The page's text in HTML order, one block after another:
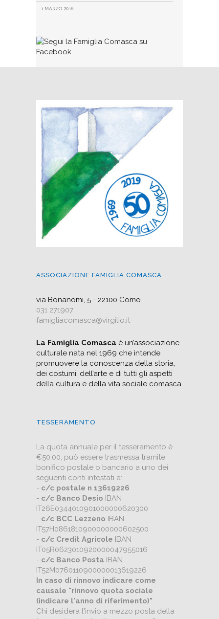
1 MARZO 2016
ASSOCIAZIONE FAMIGLIA COMASCA
via Bonanomi, 5 - 22100 Como
031 271907
famigliacomasca@virgilio.it
La Famiglia Comasca è un’associazione
culturale nata nel 1969 che intende
promuovere la conoscenza della storia,
dei costumi, dell’arte e di tutti gli aspetti
della cultura e della vita sociale comasca.
TESSERAMENTO
La quota annuale per il tesseramento è
€50,00, può essere trasmessa tramite
bonifico postale o bancario a uno dei
seguenti conti intestati a:
- c/c postale n 13619226
- c/c Banco Desio IBAN
IT26E0344010901000000620300
- c/c BCC Lezzeno IBAN
IT57H0861810900000000602500
- c/c Credit Agricole IBAN
IT05R0623010920000047955016
- c/c Banco Posta IBAN
IT52M0760110900000013619226
In caso di rinnovo indicare come
causale "rinnovo quota sociale
(indicare l'anno di riferimento)"
Chi desidera l'invio a mezzo posta della